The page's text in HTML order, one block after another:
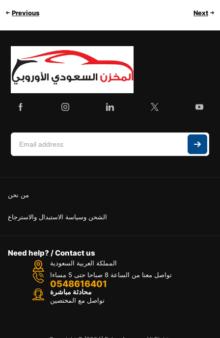
Previous Next
من نحن
الشحن وسياسة الاستبدال والاسترجاع
Need help? / Contact us
المملكة العربية السعودية
تواصل معنا من الساعة 8 صباحا حتى 5 مساءا
0548616401
محادثة مباشرة
تواصل مع المختصين